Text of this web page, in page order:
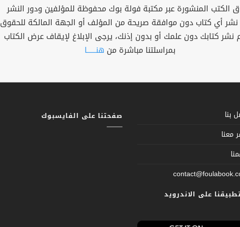
الكتب المنشورة عبر مكتبة فولة بوك محفوظة للمؤلفين ودور النشر
نشر أي كتاب دون موافقة صريحة من المؤلف أو الجهة المالكة للحقوق
نشر كتابك دون علمك أو بدون إذنك، يرجى الإبلاغ لإيقاف عرض الكتاب
بمراسلتنا مباشرة من هنــــــا
بنا
معنا
على الاندرويد
صفحتنا على الفايسبوك